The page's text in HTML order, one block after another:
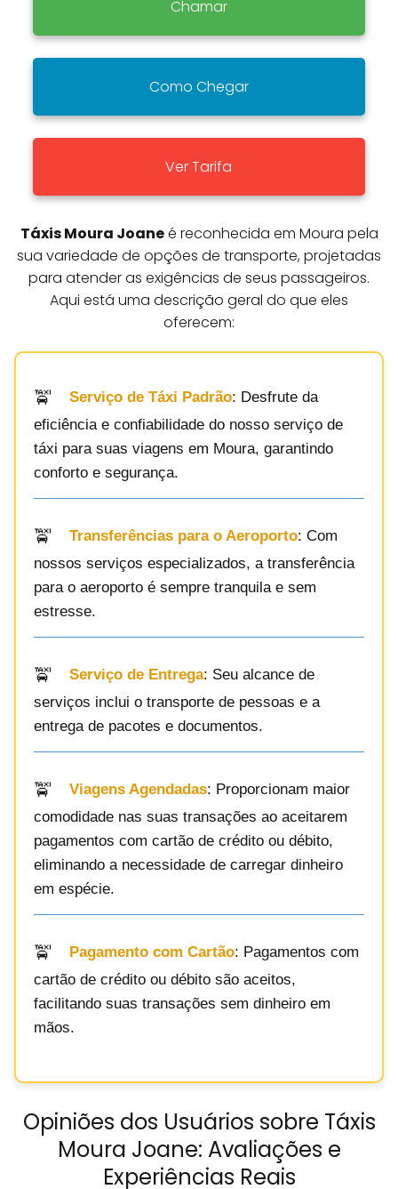
Chamar
Como Chegar
Ver Tarifa
Táxis Moura Joaneé reconhecida em Moura pela
sua variedade de opções de transporte, projetadas
para atender as exigências de seus passageiros.
Aqui está uma descrição geral do que eles
oferecem:
Serviço de Táxi Padrão: Desfrute da
eficiência e confiabilidade do nosso serviço de
táxi para suas viagens em Moura, garantindo
conforto e segurança.
Transferências para o Aeroporto: Com
nossos serviços especializados, a transferência
para o aeroporto é sempre tranquila e sem
estresse.
Serviço de Entrega: Seu alcance de
serviços inclui o transporte de pessoas e a
entrega de pacotes e documentos.
Viagens Agendadas: Proporcionam maior
comodidade nas suas transações ao aceitarem
pagamentos com cartão de crédito ou débito,
eliminando a necessidade de carregar dinheiro
em espécie.
Pagamento com Cartão: Pagamentos com
cartão de crédito ou débito são aceitos,
facilitando suas transações sem dinheiro em
mãos.
Opiniões dos Usuários sobre Táxis
Moura Joane: Avaliações e
Experiências Reais